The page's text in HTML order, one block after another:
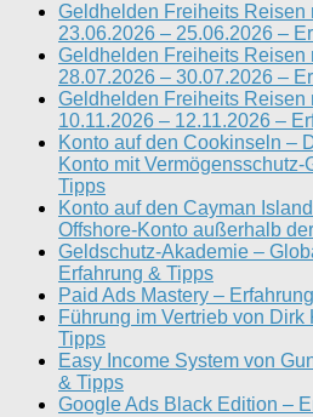
Geldhelden Freiheits Reisen
23.06.2026 – 25.06.2026 –
Geldhelden Freiheits Reisen
28.07.2026 – 30.07.2026 –
Geldhelden Freiheits Reisen
10.11.2026 – 12.11.2026 –
Konto auf den Cookinseln –
Konto mit Vermögensschutz-
Tipps
Konto auf den Cayman
Offshore-Konto außerhalb
Geldschutz-Akademie –
Erfahrung & Tipps
Paid Ads Mastery –
Führung im Vertrieb von Dirk
Tipps
Easy Income System von
& Tipps
Google Ads Black Edition –